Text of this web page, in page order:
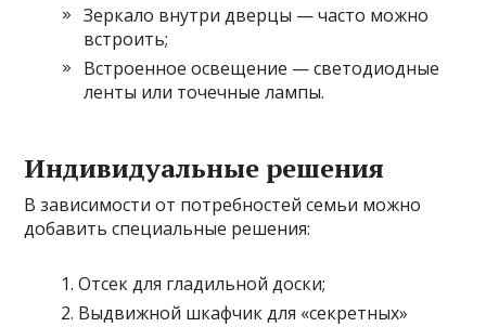
Зеркало внутри дверцы — часто можно
встроить;
Встроенное освещение — светодиодные
ленты или точечные лампы.
Индивидуальные решения
В зависимости от потребностей семьи можно
добавить специальные решения:
Отсек для гладильной доски;
Выдвижной шкафчик для «секретных»